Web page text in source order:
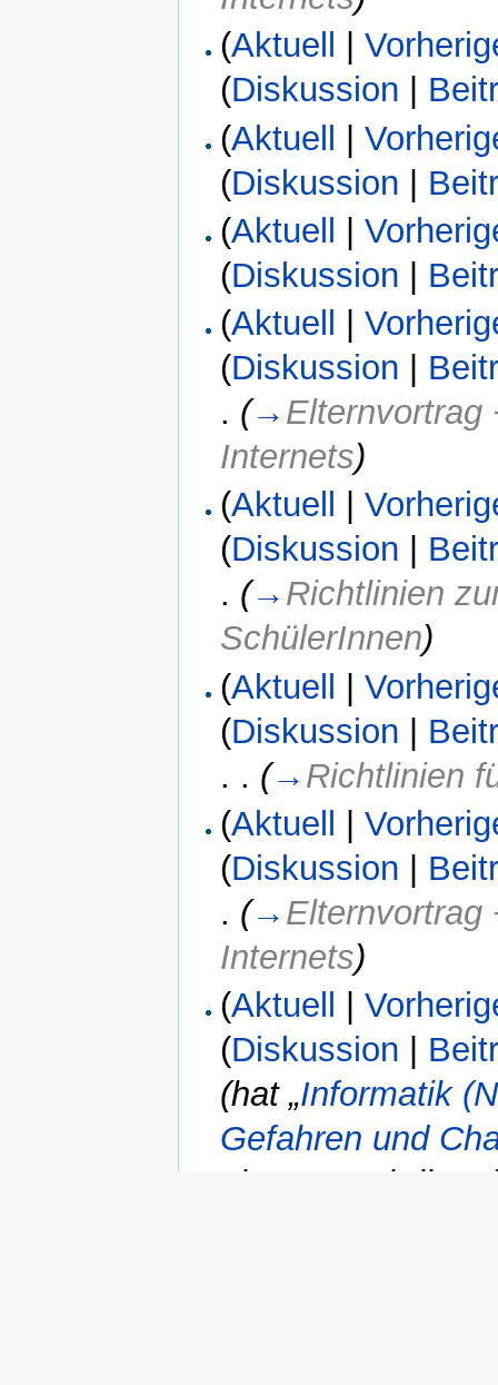
(Aktuell |
(Diskussion
(Aktuell |
(Diskussion |
(Aktuell |
(Diskussion
(Aktuell |
(Diskussion
. (→ Elternvortrag
Internets)
(Aktuell |
(Diskussion
. (→ Richtlinien
SchülerInnen)
(Aktuell |
(Diskussion |
. . (→ Richtlinien
(Aktuell |
(Diskussion
. (→ Elternvortrag
Internets)
(Aktuell |
(Diskussion
(hat „Informatik
Gefahren und
eigener Rubrik